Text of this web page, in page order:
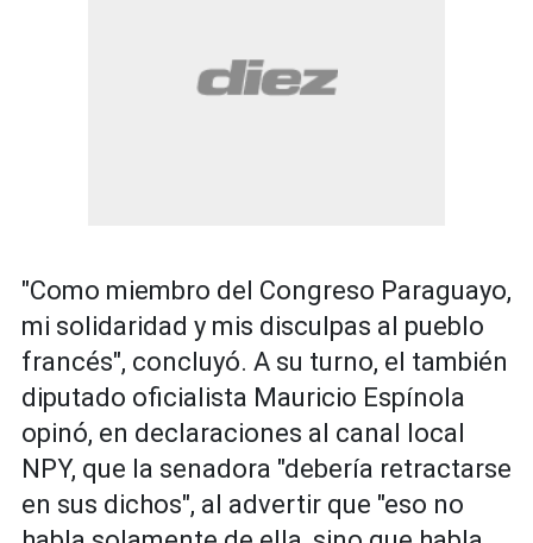
"Como miembro del Congreso Paraguayo,
mi solidaridad y mis disculpas al pueblo
francés", concluyó. A su turno, el también
diputado oficialista Mauricio Espínola
opinó, en declaraciones al canal local
NPY, que la senadora "debería retractarse
en sus dichos", al advertir que "eso no